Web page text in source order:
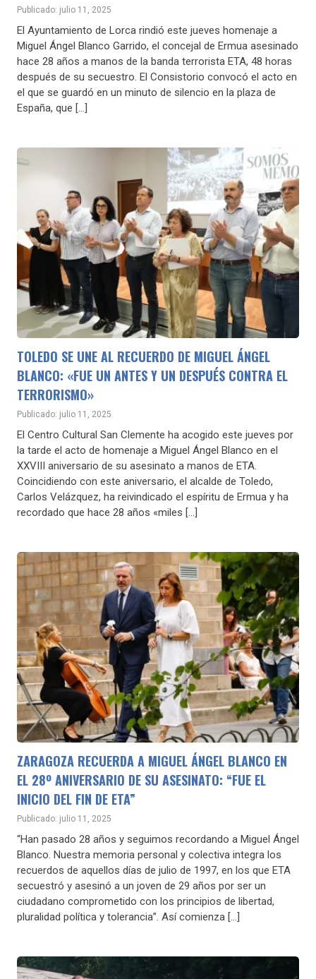
Publicado: julio 11, 2025
El Ayuntamiento de Lorca rindió este jueves homenaje a
Miguel Ángel Blanco Garrido, el concejal de Ermua asesinado
hace 28 años a manos de la banda terrorista ETA, 48 horas
después de su secuestro. El Consistorio convocó el acto en
el que se guardó en un minuto de silencio en la plaza de
España, que […]
TOLEDO SE UNE AL RECUERDO DE MIGUEL ÁNGEL
BLANCO: «FUE UN ANTES Y UN DESPUÉS CONTRA EL
TERRORISMO»
Publicado: julio 11, 2025
El Centro Cultural San Clemente ha acogido este jueves por
la tarde el acto de homenaje a Miguel Ángel Blanco en el
XXVIII aniversario de su asesinato a manos de ETA.
Coincidiendo con este aniversario, el alcalde de Toledo,
Carlos Velázquez, ha reivindicado el espíritu de Ermua y ha
recordado que hace 28 años «miles […]
ZARAGOZA RECUERDA A MIGUEL ÁNGEL BLANCO EN
EL 28º ANIVERSARIO DE SU ASESINATO: “FUE EL
INICIO DEL FIN DE ETA”
Publicado: julio 11, 2025
“Han pasado 28 años y seguimos recordando a Miguel Ángel
Blanco. Nuestra memoria personal y colectiva integra los
recuerdos de aquellos días de julio de 1997, en los que ETA
secuestró y asesinó a un joven de 29 años por ser un
ciudadano comprometido con los principios de libertad,
pluralidad política y tolerancia”. Así comienza […]